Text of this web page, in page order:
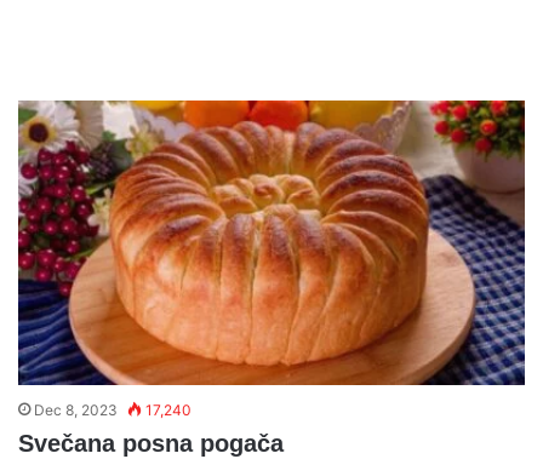
Dec 8, 2023 17,240
Svečana posna pogača